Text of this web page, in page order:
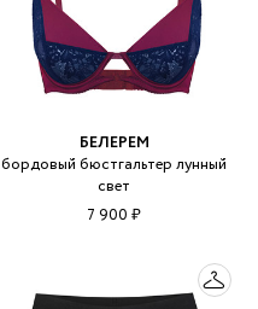
БЕЛЕРЕМ
бордовый бюстгальтер лунный
свет
7 900 ₽